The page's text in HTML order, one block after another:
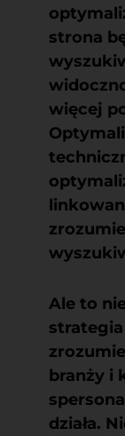
strona
więcej
Ale to
strategia
branży i
działa.